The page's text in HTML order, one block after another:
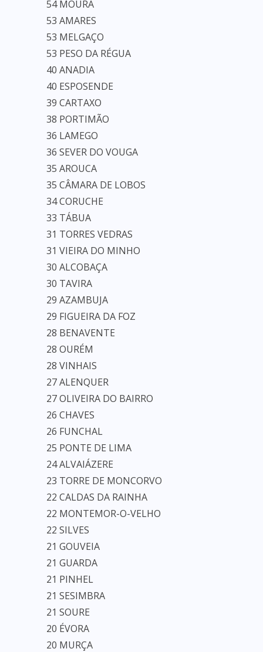
54 MOURA
53 AMARES
53 MELGAÇO
53 PESO DA RÉGUA
40 ANADIA
40 ESPOSENDE
39 CARTAXO
38 PORTIMÃO
36 LAMEGO
36 SEVER DO VOUGA
35 AROUCA
35 CÂMARA DE LOBOS
34 CORUCHE
33 TÁBUA
31 TORRES VEDRAS
31 VIEIRA DO MINHO
30 ALCOBAÇA
30 TAVIRA
29 AZAMBUJA
29 FIGUEIRA DA FOZ
28 BENAVENTE
28 OURÉM
28 VINHAIS
27 ALENQUER
27 OLIVEIRA DO BAIRRO
26 CHAVES
26 FUNCHAL
25 PONTE DE LIMA
24 ALVAIÁZERE
23 TORRE DE MONCORVO
22 CALDAS DA RAINHA
22 MONTEMOR-O-VELHO
22 SILVES
21 GOUVEIA
21 GUARDA
21 PINHEL
21 SESIMBRA
21 SOURE
20 ÉVORA
20 MURÇA